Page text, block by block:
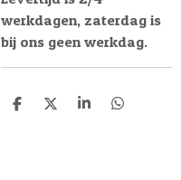
werkdagen, zaterdag is
bij ons geen werkdag.
D
D
S
D